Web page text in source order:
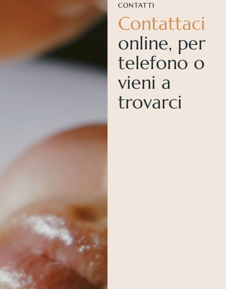
CONTATTI
Contattaci
online, per
telefono o
vieni a
trovarci